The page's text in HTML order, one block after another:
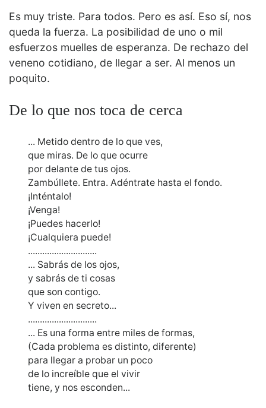
Es muy triste. Para todos. Pero es así. Eso sí, nos
queda la fuerza. La posibilidad de uno o mil
esfuerzos muelles de esperanza. De rechazo del
veneno cotidiano, de llegar a ser. Al menos un
poquito.
De lo que nos toca de cerca
... Metido dentro de lo que ves,
que miras. De lo que ocurre
por delante de tus ojos.
Zambúllete. Entra. Adéntrate hasta el fondo.
¡Inténtalo!
¡Venga!
¡Puedes hacerlo!
¡Cualquiera puede!
.............................
... Sabrás de los ojos,
y sabrás de ti cosas
que son contigo.
Y viven en secreto...
.............................
... Es una forma entre miles de formas,
(Cada problema es distinto, diferente)
para llegar a probar un poco
de lo increíble que el vivir
tiene, y nos esconden...